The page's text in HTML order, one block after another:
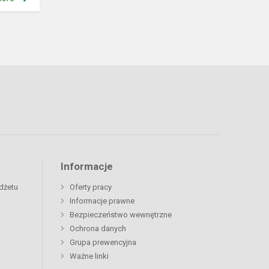
Informacje
Oferty pracy
Informacje prawne
Bezpieczeństwo wewnętrzne
Ochrona danych
Grupa prewencyjna
Ważne linki